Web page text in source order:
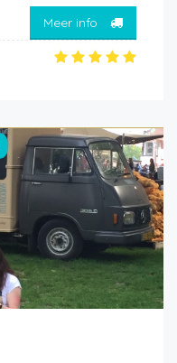
Meer info